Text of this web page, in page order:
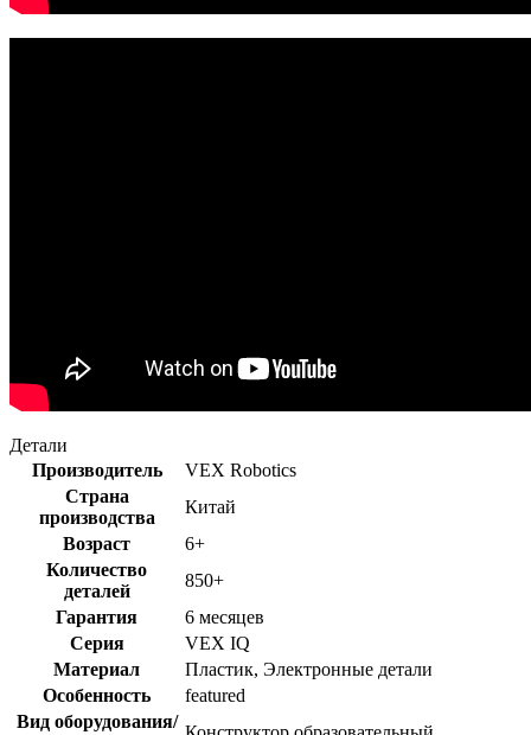
Детали
Производитель
VEX Robotics
Страна
производства
Китай
Возраст
6+
Количество
деталей
850+
Гарантия
6 месяцев
Серия
VEX IQ
Материал
Пластик, Электронные детали
Особенность
featured
Вид оборудования/